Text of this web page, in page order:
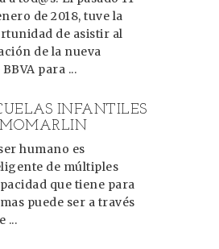
de 2018, tuve la
de asistir al
de la nueva
para ...
INFANTILES
humano es
de múltiples
que tiene para
puede ser a través
...